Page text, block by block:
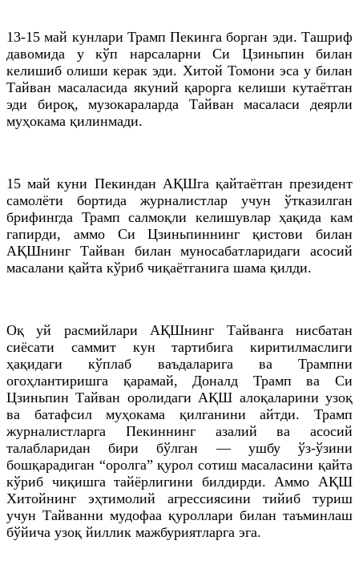
13-15 май кунлари Трамп Пекинга борган эди. Ташриф
давомида у кўп нарсаларни Си Цзиньпин билан
келишиб олиши керак эди. Хитой Томони эса у билан
Тайван масаласида якуний қарорга келиши кутаётган
эди бироқ, музокараларда Тайван масаласи деярли
муҳокама қилинмади.
15 май куни Пекиндан АҚШга қайтаётган президент
самолёти бортида журналистлар учун ўтказилган
брифингда Трамп салмоқли келишувлар ҳақида кам
гапирди, аммо Си Цзиньпиннинг қистови билан
АҚШнинг Тайван билан муносабатларидаги асосий
масалани қайта кўриб чиқаётганига шама қилди.
Оқ уй расмийлари АҚШнинг Тайванга нисбатан
сиёсати саммит кун тартибига киритилмаслиги
ҳақидаги кўплаб ваъдаларига ва Трампни
огоҳлантиришга қарамай, Доналд Трамп ва Си
Цзиньпин Тайван оролидаги АҚШ алоқаларини узоқ
ва батафсил муҳокама қилганини айтди. Трамп
журналистларга Пекиннинг азалий ва асосий
талабларидан бири бўлган — ушбу ўз-ўзини
бошқарадиган “оролга” қурол сотиш масаласини қайта
кўриб чиқишга тайёрлигини билдирди. Аммо АҚШ
Хитойнинг эҳтимолий агрессиясини тийиб туриш
учун Тайванни мудофаа қуроллари билан таъминлаш
бўйича узоқ йиллик мажбуриятларга эга.